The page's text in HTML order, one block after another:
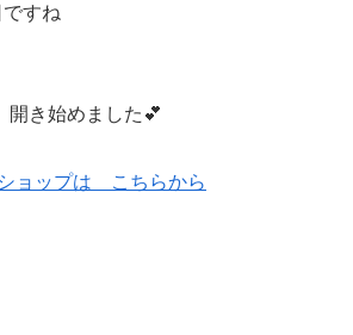
すね
き始めました💕
ョップは こちらから